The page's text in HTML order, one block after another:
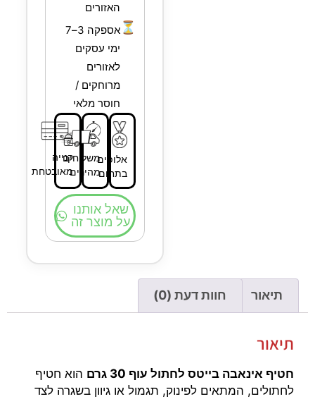
האזורים
⏳
אספקה 3–7
ימי עסקים
לאזורים
מרוחקים /
חוסר מלאי
אלופים
בתחום
משלוחים
מהירים
קנייה
מאובטחת
שאל אותנו
על מוצר זה
תיאור חוות דעת (0)
תיאור
חטיף אינאבה בייטס לחתול עוף 30 גרם
הוא חטיף
לחתולים, המתאים לפינוק, תגמול או גיוון בשגרה לצד